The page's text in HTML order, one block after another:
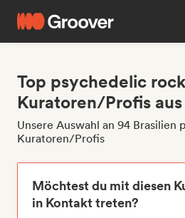
Top psychedelic rock
Kuratoren/Profis
Unsere Auswahl an 94 Brasilien
Kuratoren/Profis
Möchtest du mit diesen
in Kontakt treten?